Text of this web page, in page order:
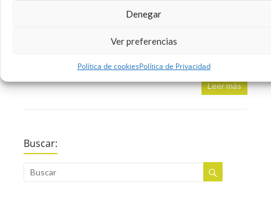
Denegar
Ver preferencias
Política de cookiesPolítica de Privacidad
Leer más
Buscar: